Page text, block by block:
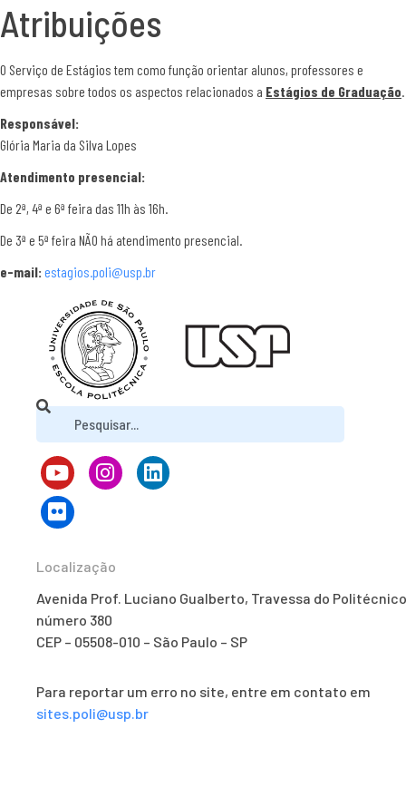
Atribuições
O Serviço de Estágios tem como função orientar alunos, professores e
empresas sobre todos os aspectos relacionados a Estágios de Graduação.
Responsável:
Glória Maria da Silva Lopes
Atendimento presencial:
De 2ª, 4ª e 6ª feira das 11h às 16h.
De 3ª e 5ª feira NÃO há atendimento presencial.
e-mail: estagios.poli@usp.br
Localização
Avenida Prof. Luciano Gualberto, Travessa do
número 380
CEP – 05508-010 – São Paulo – SP
Para reportar um erro no site, entre em contato em
sites.poli@usp.br